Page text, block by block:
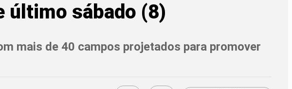
último sábado (8)
mais de 40 campos projetados para promover